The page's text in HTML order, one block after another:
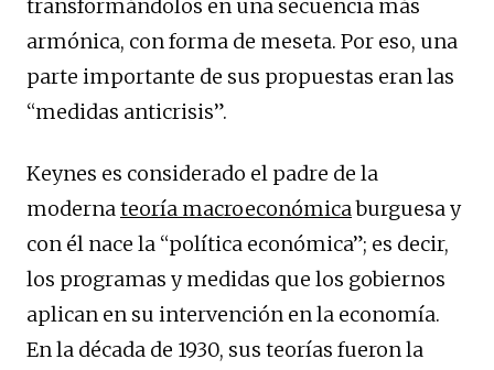
transformándolos en una secuencia más
armónica, con forma de meseta. Por eso, una
parte importante de sus propuestas eran las
“medidas anticrisis”.
Keynes es considerado el padre de la
modernateoría macroeconómicaburguesa y
con él nace la “política económica”; es decir,
los programas y medidas que los gobiernos
aplican en su intervención en la economía.
En la década de 1930, sus teorías fueron la